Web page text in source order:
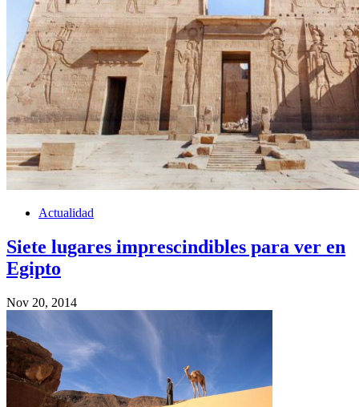
Actualidad
Siete lugares imprescindibles para ver en
Egipto
Nov 20, 2014